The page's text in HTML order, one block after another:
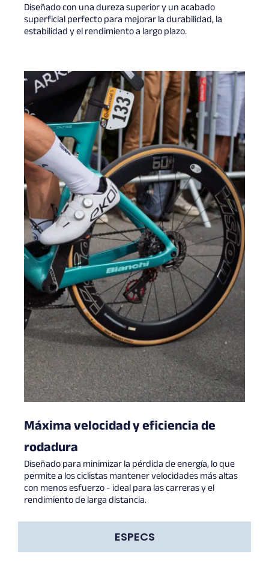
ESPECS
Diseñado con una dureza superior y un acabado
superficial perfecto para mejorar la durabilidad, la
estabilidad y el rendimiento a largo plazo.
Máxima velocidad y eficiencia de
rodadura
Diseñado para minimizar la pérdida de energía, lo que
permite a los ciclistas mantener velocidades más altas
con menos esfuerzo - ideal para las carreras y el
rendimiento de larga distancia.